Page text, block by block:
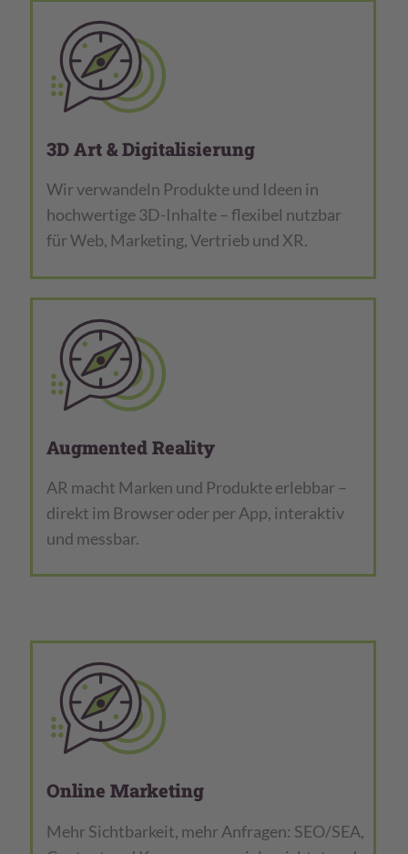
3D Art & Digitalisierung
Wir verwandeln Produkte und Ideen in
hochwertige 3D-Inhalte – flexibel nutzbar
für Web, Marketing, Vertrieb und XR.
Augmented Reality
AR macht Marken und Produkte erlebbar –
direkt im Browser oder per App, interaktiv
und messbar.
Online Marketing
Mehr Sichtbarkeit, mehr Anfragen: SEO/SEA,